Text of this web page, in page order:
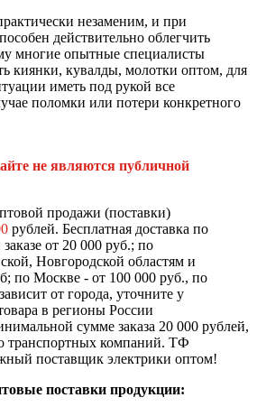
незаменим, и при
действительно облегчить
многие опытные специалисты
киянки, кувалды, молотки оптом, для
иметь под рукой все
поломки или потери конкретного
не являются публичной
продажи (поставки)
рублей. Бесплатная доставка по
от 20 000 руб.; по
Новгородской областям и
по Москве - от 100 000 руб., по
от города, уточните у
в регионы России
сумме заказа 20 000 рублей,
транспортных компаний. ТФ
поставщик электрики оптом!
поставки продукции: